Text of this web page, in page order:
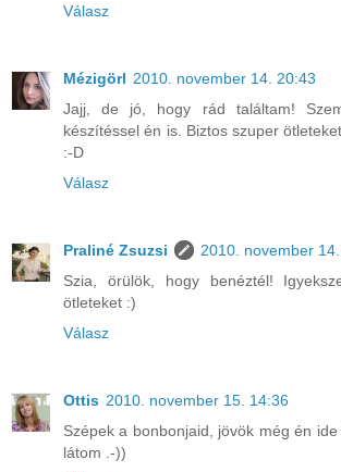
Válasz
Mézigörl 2010. november 14. 20:43
Jajj, de jó, hogy rád találtam!
készítéssel én is. Biztos szuper
:-D
Válasz
Praliné Zsuzsi
2010. november
Szia, örülök, hogy benéztél!
ötleteket :)
Válasz
Ottis 2010. november 15. 14:36
Szépek a bonbonjaid, jövök még én
látom .-))